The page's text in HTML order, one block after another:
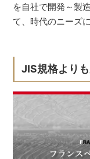
を自社で開発～製
て、時代のニーズ
JIS規格より